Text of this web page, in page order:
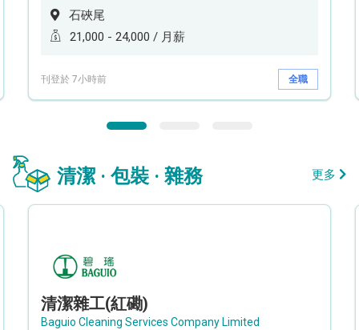
石硤尾
21,000 - 24,000 / 月薪
刊登於 7小時前 全職
清潔 · 包裝 · 雜務 更多
清潔雜工(紅磡)
Baguio Cleaning Services Company Limited